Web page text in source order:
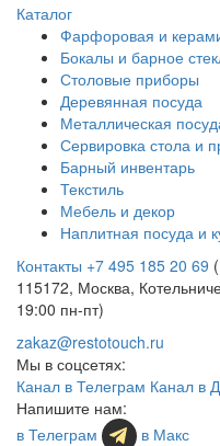
Каталог
Фарфоровая и
Бокалы и барное
Столовые приборы
Деревянная посуда
Металлическая
Сервировка стола и
Барный инвентарь
Текстиль
Мебель и декор
Наплитная посуда и
Контакты +7 495 185 20 69
115172, Москва,
19:00 пн-пт)
zakaz@restotouch.ru
Мы в соцсетях:
Канал в Телеграм Канал в
Напишите нам:
в Телеграм
в Макс